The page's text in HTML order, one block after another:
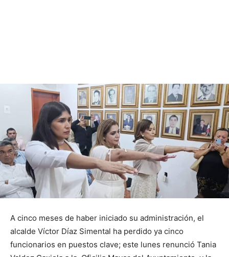
A cinco meses de haber iniciado su administración, el
alcalde Víctor Díaz Simental ha perdido ya cinco
funcionarios en puestos clave; este lunes renunció Tania